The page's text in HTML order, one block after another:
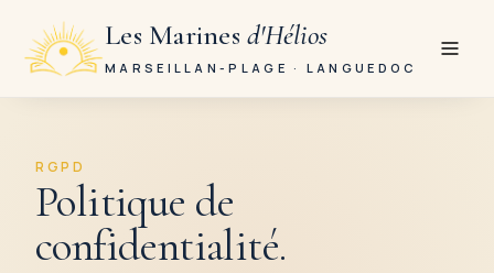
Les Marinesd'Hélios
MARSEILLAN-PLAGE · LANGUEDOC
RGPD
Politique de
confidentialité.